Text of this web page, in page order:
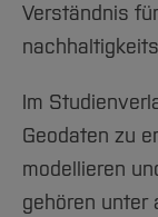
Verständnis
Im
Geodaten zu
modellieren
gehören unter